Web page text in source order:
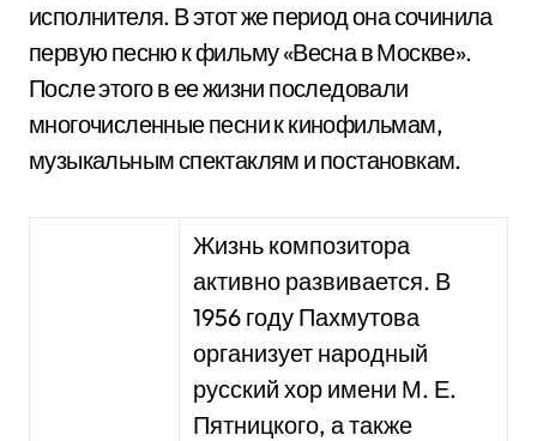
исполнителя. В этот же период она сочинила
первую песню к фильму «Весна в Москве».
После этого в ее жизни последовали
многочисленные песни к кинофильмам,
музыкальным спектаклям и постановкам.
Жизнь композитора
активно развивается. В
1956 году Пахмутова
организует народный
русский хор имени М. Е.
Пятницкого, а также